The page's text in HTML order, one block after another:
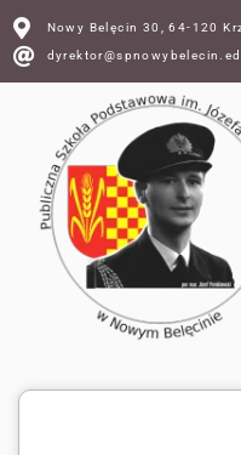
Nowy Belęcin 30, 64-120